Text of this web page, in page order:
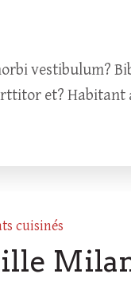
vestibulum?
et?
cuisinés